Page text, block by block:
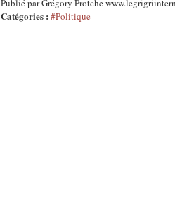
Publié par Grégory Protche
Catégories : #Politique